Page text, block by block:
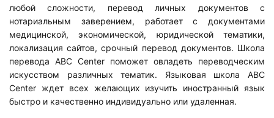
любой сложности, перевод личных документов с
нотариальным заверением, работает с документами
медицинской, экономической, юридической тематики,
локализация сайтов, срочный перевод документов. Школа
перевода ABC Center поможет овладеть переводческим
искусством различных тематик. Языковая школа ABC
Center ждет всех желающих изучить иностранный язык
быстро и качественно индивидуально или удаленная.